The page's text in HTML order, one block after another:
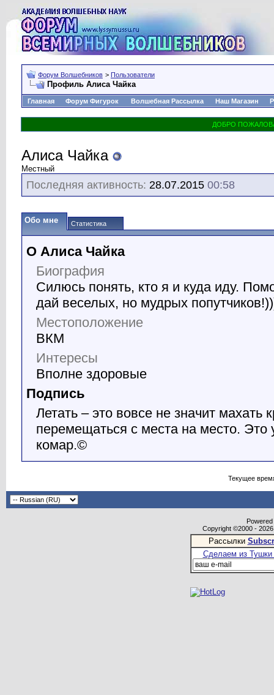
Форум Волшебников > Пользователи
Профиль Алиса Чайка
Главная Форум Фигурок Волшебная Рассылка Наш Магазин
Алиса Чайка
Местный
Последняя активность: 28.07.2015 00:58
Обо мне Статистика
О Алиса Чайка
Биография
Силюсь понять, кто я и куда иду.
дай веселых, но мудрых
Местоположение
ВКМ
Интересы
Вполне здоровые
Подпись
Летать – это вовсе не значит махать
перемещаться с места на место.
комар.©
Текущее
Copyright ©2000 -
Рассылки
Сделаем из Тушки